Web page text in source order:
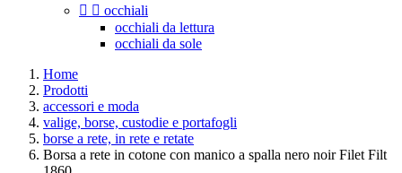
  occhiali
occhiali da lettura
occhiali da sole
Home
Prodotti
accessori e moda
valige, borse, custodie e portafogli
borse a rete, in rete e retate
Borsa a rete in cotone con manico a spalla nero noir Filet Filt